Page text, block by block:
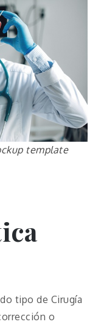
template
tipo de Cirugía
o